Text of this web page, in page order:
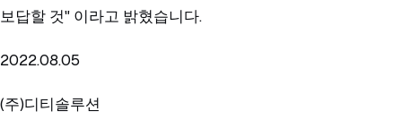
보답할 것" 이라고 밝혔습니다.
2022.08.05
(주)디티솔루션